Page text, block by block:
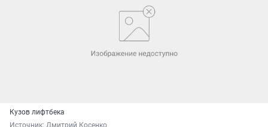
Кузов лифтбека